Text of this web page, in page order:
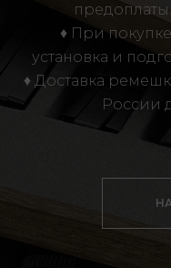
♦ При
установка и
♦ Доставка
России